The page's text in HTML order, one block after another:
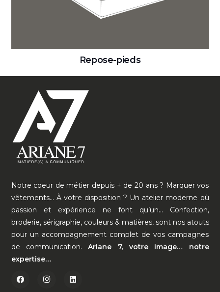
Repose-pieds
Notre coeur de métier depuis + de 20 ans ? Marquer vos
vêtements… À votre disposition ? Un atelier moderne où
passion et expérience ne font qu’un… Confection,
broderie, sérigraphie, couleurs & matières, sont nos atouts
pour un accompagnement complet de vos campagnes
de communication.Ariane 7, votre image… notre
expertise…